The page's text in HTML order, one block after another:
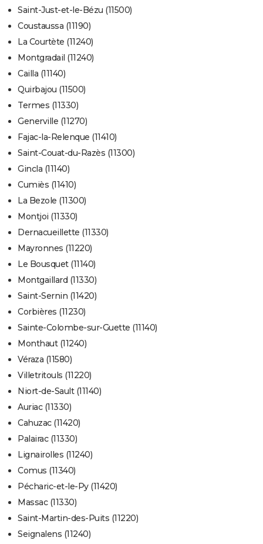
Saint-Just-et-le-Bézu (11500)
Coustaussa (11190)
La Courtète (11240)
Montgradail (11240)
Cailla (11140)
Quirbajou (11500)
Termes (11330)
Generville (11270)
Fajac-la-Relenque (11410)
Saint-Couat-du-Razès (11300)
Gincla (11140)
Cumiès (11410)
La Bezole (11300)
Montjoi (11330)
Dernacueillette (11330)
Mayronnes (11220)
Le Bousquet (11140)
Montgaillard (11330)
Saint-Sernin (11420)
Corbières (11230)
Sainte-Colombe-sur-Guette (11140)
Monthaut (11240)
Véraza (11580)
Villetritouls (11220)
Niort-de-Sault (11140)
Auriac (11330)
Cahuzac (11420)
Palairac (11330)
Lignairolles (11240)
Comus (11340)
Pécharic-et-le-Py (11420)
Massac (11330)
Saint-Martin-des-Puits (11220)
Seignalens (11240)